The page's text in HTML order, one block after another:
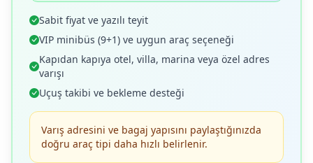
Sabit fiyat ve yazılı teyit
VIP minibüs (9+1) ve uygun araç seçeneği
Kapıdan kapıya otel, villa, marina veya özel adres
varışı
Uçuş takibi ve bekleme desteği
Varış adresini ve bagaj yapısını paylaştığınızda
doğru araç tipi daha hızlı belirlenir.